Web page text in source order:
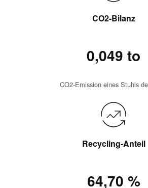
CO2-Bilanz
0,049 to
CO2-Emission eines Stuhls
Recycling-Anteil
64,70 %